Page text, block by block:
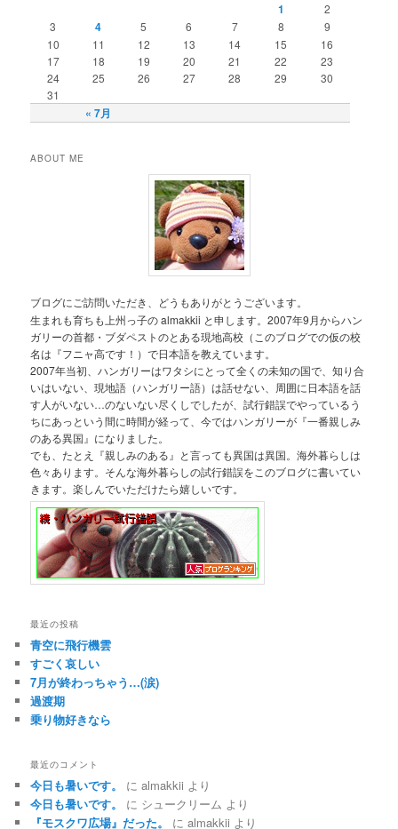
« 7月
1
2
3
4 5 6 7 8
9
10
11 12 13 14 15
16
17
18 19 20 21 22
23
24
25 26 27 28 29
30
31
ABOUT ME
ブログにご訪問いただき、どうもありがとうございます。
生まれも育ちも上州っ子の almakkii と申します。2007年9月からハン
ガリーの首都・ブダペストのとある現地高校（このブログでの仮の校
名は『フニャ高です！）で日本語を教えています。
2007年当初、ハンガリーはワタシにとって全くの未知の国で、知り合
いはいない、現地語（ハンガリー語）は話せない、周囲に日本語を話
す人がいない…のないない尽くしでしたが、試行錯誤でやっているう
ちにあっという間に時間が経って、今ではハンガリーが『一番親しみ
のある異国』になりました。
でも、たとえ『親しみのある』と言っても異国は異国。海外暮らしは
色々あります。そんな海外暮らしの試行錯誤をこのブログに書いてい
きます。楽しんでいただけたら嬉しいです。
最近の投稿
青空に飛行機雲
すごく哀しい
7月が終わっちゃう…(涙)
過渡期
乗り物好きなら
最近のコメント
今日も暑いです。 にalmakkii より
今日も暑いです。
に シュークリーム より
『モスクワ広場』だった。
にalmakkii より